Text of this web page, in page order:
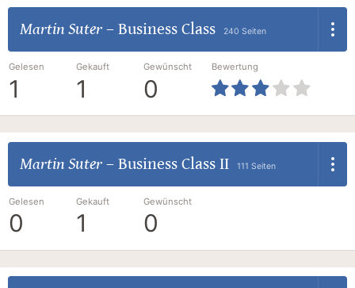
Martin Suter– Business Class 240 Seiten
Gelesen
1
Gekauft
1
Gewünscht
0
Bewertung
Martin Suter– Business Class II 111 Seiten
Gelesen
0
Gekauft
1
Gewünscht
0